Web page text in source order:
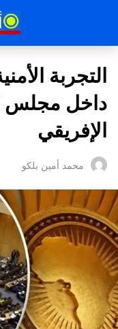
التجربة
داخل مجلس
الإفريقي
محمد أمين بلكو